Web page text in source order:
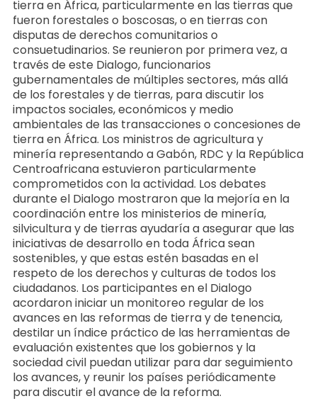
tierra en África, particularmente en las tierras que
fueron forestales o boscosas, o en tierras con
disputas de derechos comunitarios o
consuetudinarios. Se reunieron por primera vez, a
través de este Dialogo, funcionarios
gubernamentales de múltiples sectores, más allá
de los forestales y de tierras, para discutir los
impactos sociales, económicos y medio
ambientales de las transacciones o concesiones de
tierra en África. Los ministros de agricultura y
minería representando a Gabón, RDC y la República
Centroafricana estuvieron particularmente
comprometidos con la actividad. Los debates
durante el Dialogo mostraron que la mejoría en la
coordinación entre los ministerios de minería,
silvicultura y de tierras ayudaría a asegurar que las
iniciativas de desarrollo en toda África sean
sostenibles, y que estas estén basadas en el
respeto de los derechos y culturas de todos los
ciudadanos. Los participantes en el Dialogo
acordaron iniciar un monitoreo regular de los
avances en las reformas de tierra y de tenencia,
destilar un índice práctico de las herramientas de
evaluación existentes que los gobiernos y la
sociedad civil puedan utilizar para dar seguimiento
los avances, y reunir los países periódicamente
para discutir el avance de la reforma.